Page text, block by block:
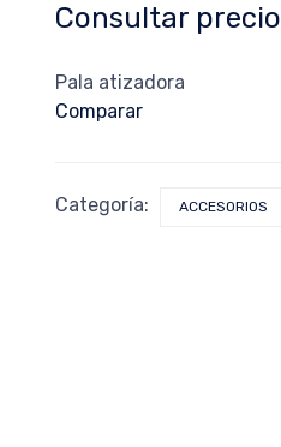
Consultar precio
Pala atizadora
Comparar
Categoría: ACCESORIOS